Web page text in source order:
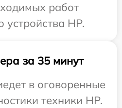
работ
HP.
за 35 минут
в оговоренные
техники HP.